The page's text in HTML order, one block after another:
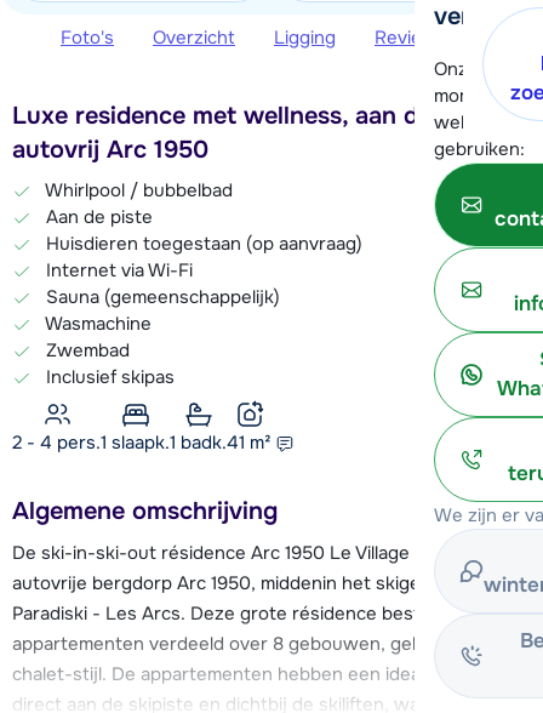
verder!
Onze
moment
wel alvast
gebruiken:
We zijn er
Foto's Overzicht Ligging Reviews
Luxe residence met wellness, aan de piste in
autovrij Arc 1950
Whirlpool / bubbelbad
Aan de piste
Huisdieren toegestaan (op aanvraag)
Internet via Wi-Fi
Sauna (gemeenschappelijk)
Wasmachine
Zwembad
Inclusief skipas
2 - 4 pers.1 slaapk.1 badk.41 m²
Algemene omschrijving
De ski-in-ski-out résidence Arc 1950 Le Village ligt in het
autovrije bergdorp Arc 1950, middenin het skigebied
Paradiski - Les Arcs. Deze grote résidence bestaat uit 600
appartementen verdeeld over 8 gebouwen, gebouwd in
chalet-stijl. De appartementen hebben een ideale ligging;
direct aan de skipiste en dichtbij de skiliften, waardoor je 's